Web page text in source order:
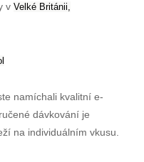
vVelké Británii,
namíchali kvalitní e-
dávkování je
na individuálním vkusu.